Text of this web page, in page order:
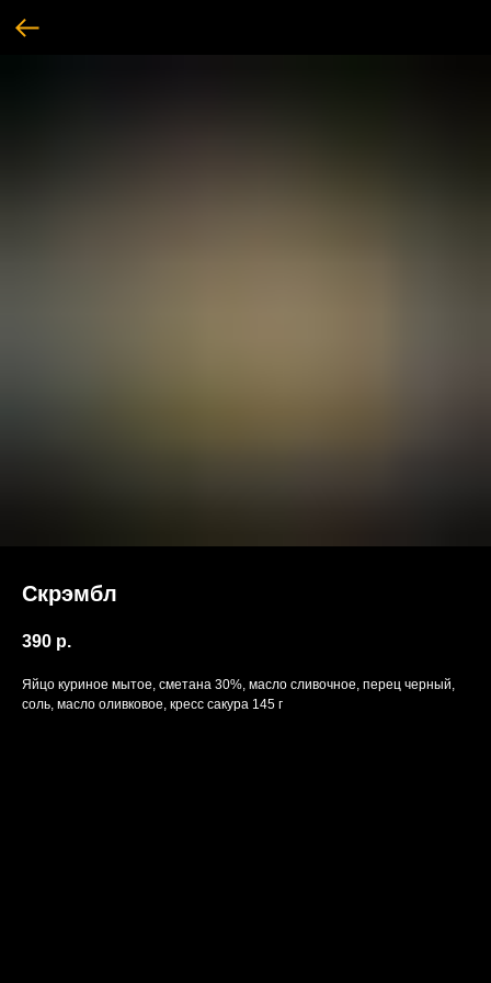
Скрэмбл
390 р.
Яйцо куриное мытое, сметана 30%, масло сливочное, перец черный,
соль, масло оливковое, кресс сакура 145 г